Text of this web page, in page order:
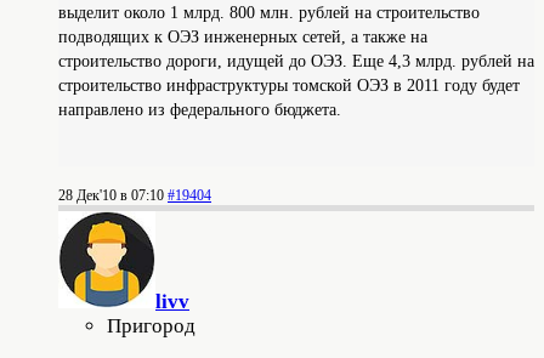
выделит около 1 млрд. 800 млн. рублей на строительство
подводящих к ОЭЗ инженерных сетей, а также на
строительство дороги, идущей до ОЭЗ. Еще 4,3 млрд. рублей на
строительство инфраструктуры томской ОЭЗ в 2011 году будет
направлено из федерального бюджета.
28 Дек'10 в 07:10 #19404
livv
Пригород